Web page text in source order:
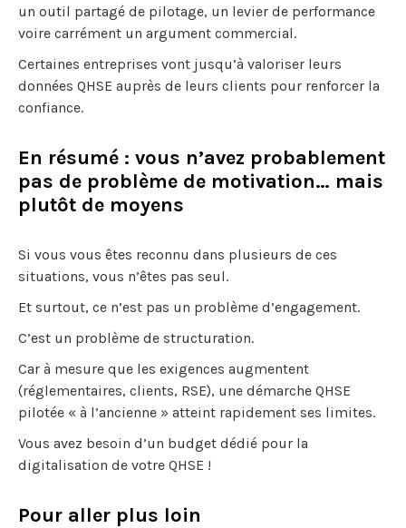
un outil partagé de pilotage, un levier de performance
voire carrément un argument commercial.
Certaines entreprises vont jusqu’à valoriser leurs
données QHSE auprès de leurs clients pour renforcer la
confiance.
En résumé : vous n’avez probablement
pas de problème de motivation… mais
plutôt de moyens
Si vous vous êtes reconnu dans plusieurs de ces
situations, vous n’êtes pas seul.
Et surtout, ce n’est pas un problème d’engagement.
C’est un problème de structuration.
Car à mesure que les exigences augmentent
(réglementaires, clients, RSE), une démarche QHSE
pilotée « à l’ancienne » atteint rapidement ses limites.
Vous avez besoin d’un budget dédié pour la
digitalisation de votre QHSE !
Pour aller plus loin